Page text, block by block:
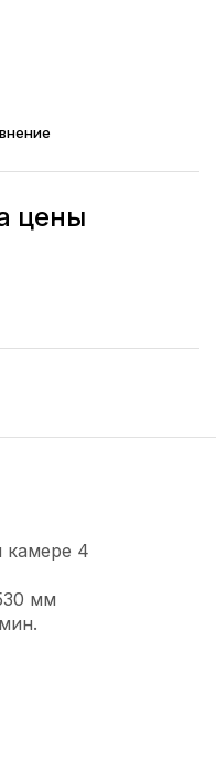
цены
камере 4
мм